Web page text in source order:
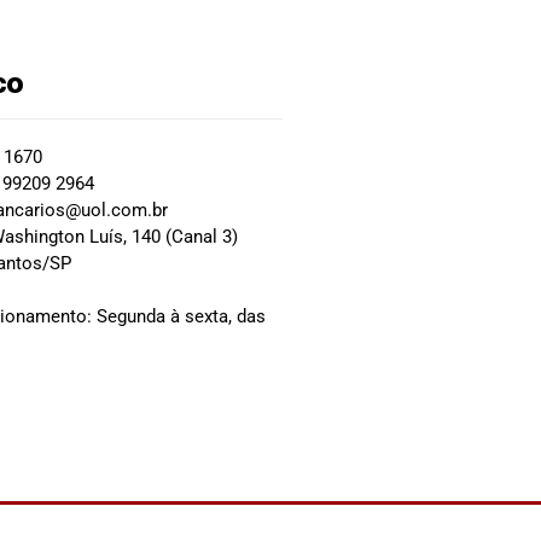
2964
Luís, 140 (Canal 3)
SP
Segunda à sexta, das